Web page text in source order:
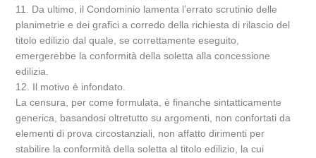
11. Da ultimo, il Condominio lamenta l’errato scrutinio delle
planimetrie e dei grafici a corredo della richiesta di rilascio del
titolo edilizio dal quale, se correttamente eseguito,
emergerebbe la conformità della soletta alla concessione
edilizia.
12. Il motivo è infondato.
La censura, per come formulata, è finanche sintatticamente
generica, basandosi oltretutto su argomenti, non confortati da
elementi di prova circostanziali, non affatto dirimenti per
stabilire la conformità della soletta al titolo edilizio, la cui